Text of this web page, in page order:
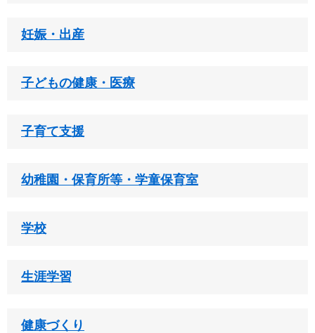
妊娠・出産
子どもの健康・医療
子育て支援
幼稚園・保育所等・学童保育室
学校
生涯学習
健康づくり